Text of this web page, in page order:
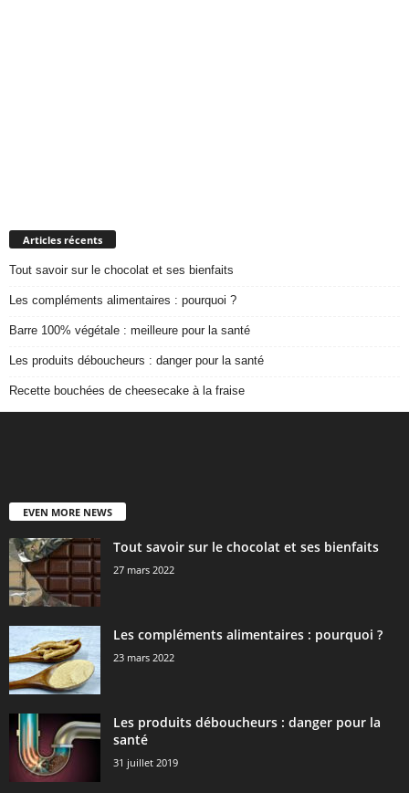
Articles récents
Tout savoir sur le chocolat et ses bienfaits
Les compléments alimentaires : pourquoi ?
Barre 100% végétale : meilleure pour la santé
Les produits déboucheurs : danger pour la santé
Recette bouchées de cheesecake à la fraise
EVEN MORE NEWS
Tout savoir sur le chocolat et ses bienfaits
27 mars 2022
Les compléments alimentaires : pourquoi ?
23 mars 2022
Les produits déboucheurs : danger pour la
santé
31 juillet 2019